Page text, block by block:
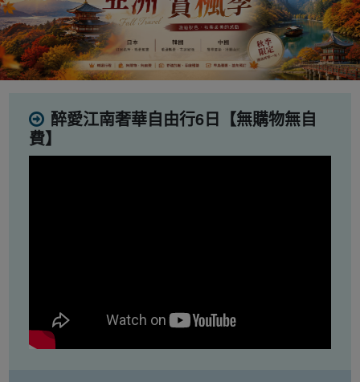
醉愛江南奢華自由行6日【無購物無自
費】